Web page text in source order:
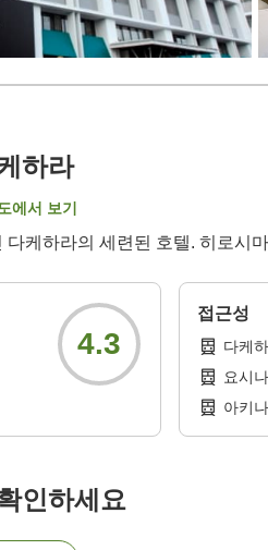
하라
에서 보기
케하라의 세련된 호텔. 히로시
4.3
접근성
다케
요시
아키
인하세요